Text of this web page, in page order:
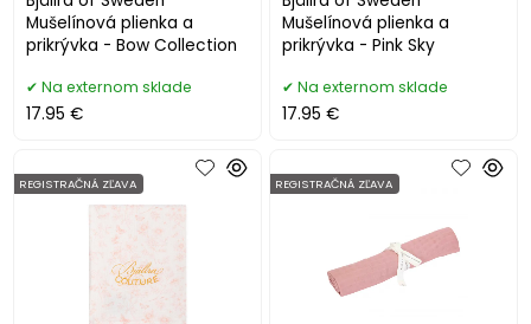
Mušelínová plienka a
prikrývka - Bow Collection
Na externom sklade
17.95 €
Mušelínová plienka a
prikrývka - Pink Sky
Na externom sklade
17.95 €
REGISTRAČNÁ ZĽAVA REGISTRAČNÁ ZĽAVA